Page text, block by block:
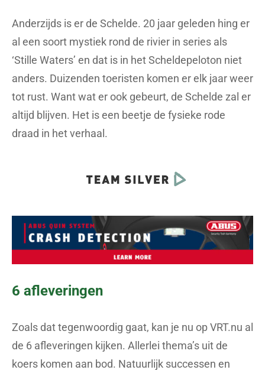
Anderzijds is er de Schelde. 20 jaar geleden hing er
al een soort mystiek rond de rivier in series als
‘Stille Waters’ en dat is in het Scheldepeloton niet
anders. Duizenden toeristen komen er elk jaar weer
tot rust. Want wat er ook gebeurt, de Schelde zal er
altijd blijven. Het is een beetje de fysieke rode
draad in het verhaal.
6 afleveringen
Zoals dat tegenwoordig gaat, kan je nu op VRT.nu al
de 6 afleveringen kijken. Allerlei thema’s uit de
koers komen aan bod. Natuurlijk successen en